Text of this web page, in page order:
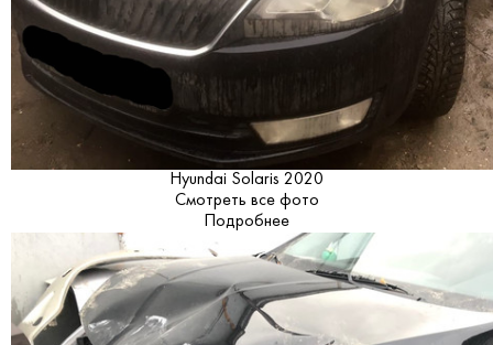
Hyundai Solaris 2020
Смотреть все фото
Подробнее